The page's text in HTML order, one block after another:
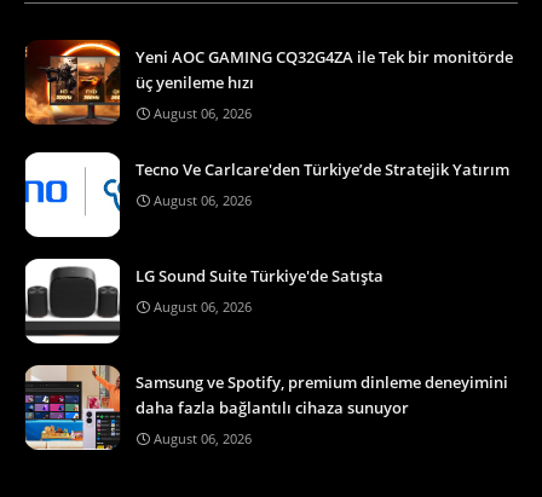
Yeni AOC GAMING CQ32G4ZA ile Tek bir monitörde
üç yenileme hızı
August 06, 2026
Tecno Ve Carlcare'den Türkiye’de Stratejik Yatırım
August 06, 2026
LG Sound Suite Türkiye'de Satışta
August 06, 2026
Samsung ve Spotify, premium dinleme deneyimini
daha fazla bağlantılı cihaza sunuyor
August 06, 2026